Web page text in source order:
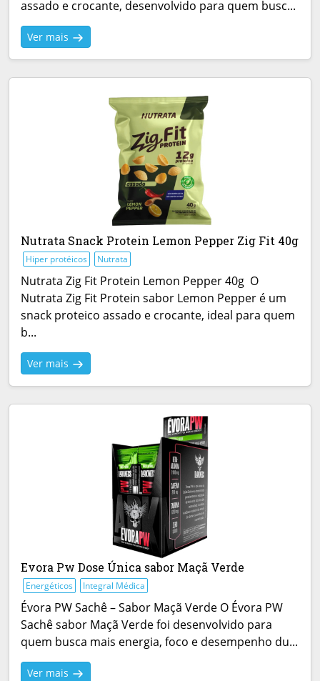
assado e crocante, desenvolvido para quem busc...
Ver mais
Nutrata Snack Protein Lemon Pepper Zig Fit 40g
Hiper protéicos Nutrata
Nutrata Zig Fit Protein Lemon Pepper 40g O
Nutrata Zig Fit Protein sabor Lemon Pepper é um
snack proteico assado e crocante, ideal para quem
b...
Ver mais
Evora Pw Dose Única sabor Maçã Verde
Energéticos Integral Médica
Évora PW Sachê – Sabor Maçã Verde O Évora PW
Sachê sabor Maçã Verde foi desenvolvido para
quem busca mais energia, foco e desempenho du...
Ver mais